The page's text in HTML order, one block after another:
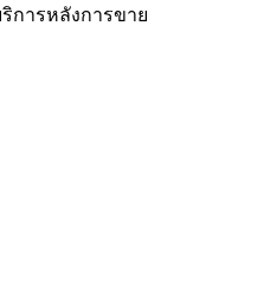
การหลังการขาย